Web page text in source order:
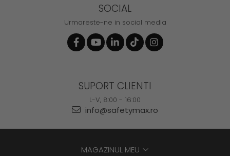
SOCIAL
Urmareste-ne in social media
SUPORT CLIENTI
L-V, 8:00 - 16:00
info@safetymax.ro
MAGAZINUL MEU